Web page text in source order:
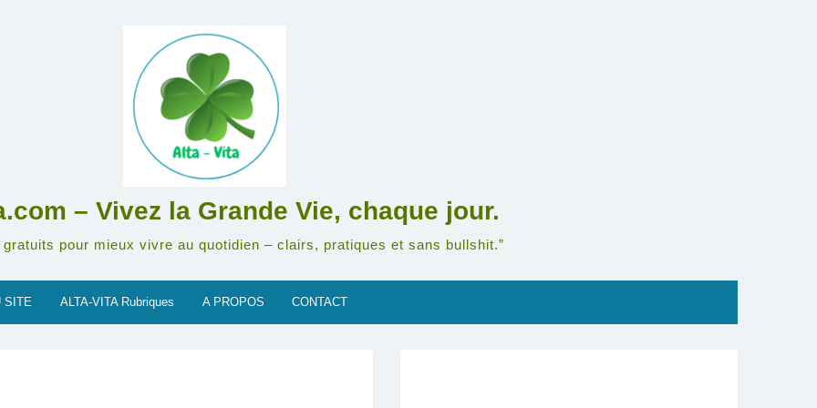
– Vivez la Grande Vie, chaque jour.
gratuits pour mieux vivre au quotidien – clairs, pratiques et sans bullshit.”
SITE ALTA-VITA Rubriques A PROPOS CONTACT